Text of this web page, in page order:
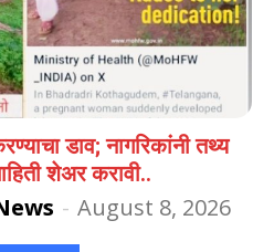
डाव; नागरिकांनी तथ्य
शेअर करावी..
- August 8, 2026